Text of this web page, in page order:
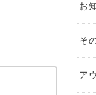
お
そ
ア